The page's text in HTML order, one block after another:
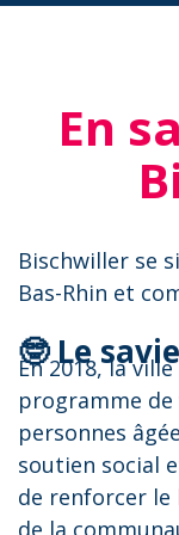
En
Bischwiller se
Bas-Rhin et
🤓 Le
En 2018, la
programme
personnes
soutien social
de renforcer
de la